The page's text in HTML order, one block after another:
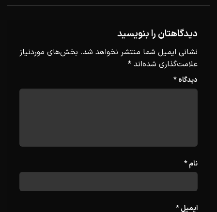
دیدگاهتان را بنویسید
نشانی ایمیل شما منتشر نخواهد شد. بخش‌های موردنیاز
علامت‌گذاری شده‌اند *
دیدگاه*
نام*
ایمیل*